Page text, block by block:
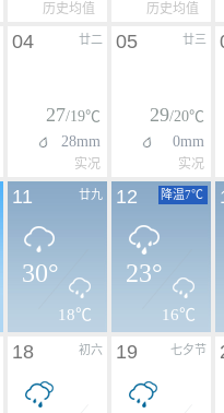
历史均值 历史均值
廿二
04
27/19℃
28mm
实况
廿三
05
29/20℃
0mm
实况
廿九
11
30°
18℃
降温7℃
12
23°
16℃
初六
18 七夕节
19